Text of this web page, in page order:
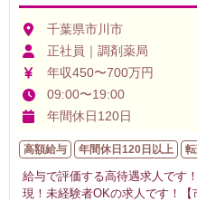
千葉県市川市
正社員｜調剤薬局
年収450〜700万円
09:00〜19:00
年間休日120日
高額給与 年間休日120日以上
給与で評価する高待遇求人です
現！未経験者OKの求人です！【